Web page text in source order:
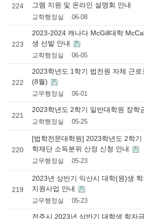
224
그램 지원 및 온라인 설명회 안내
교학행정실 06-08
223
2023-2024 캐나다 McGill대학
생 선발 안내
교학행정실 06-05
222
2023학년도 1학기 법전원 자체 근로
(8월)
교무행정실 06-01
221
2023학년도 2학기 일반대학원 장학
교학행정실 05-25
220
[법학전문대학원] 2023학년도 2학
학재단 소득분위 산정 신청 안내
교무행정실 05-23
219
2023년 상반기 익산시 대학(원)생
지원사업 안내
교무행정실 05-23
전주시 2023년 상반기 대학생 학자